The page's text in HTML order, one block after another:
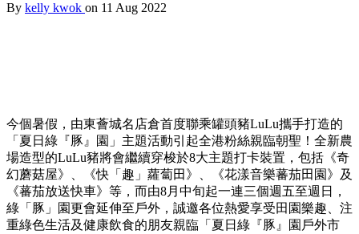
By kelly kwok on 11 Aug 2022
今個暑假，由東薈城名店倉首度聯乘罐頭豬LuLu攜手打造的
「夏日綠『豚』園」主題活動引起全港粉絲親臨朝聖！全新農
場造型的LuLu豬將會繼續穿梭於8大主題打卡裝置，包括《奇
幻蘑菇屋》、《快「趣」蘿蔔田》、《花漾音樂蕃茄田園》及
《蕃茄放送快車》等，而由8月中旬起一連三個週五至週日，
綠「豚」園更會延伸至戶外，誠邀各位熱愛享受田園樂趣、注
重綠色生活及健康飲食的朋友親臨「夏日綠『豚』園戶外市